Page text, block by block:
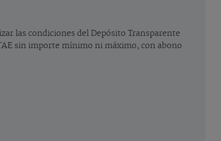
las condiciones del Depósito Transparente
sin importe mínimo ni máximo, con abono